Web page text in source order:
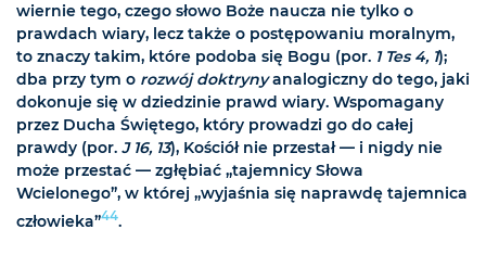
wiernie tego, czego słowo Boże naucza nie tylko o
prawdach wiary, lecz także o postępowaniu moralnym,
to znaczy takim, które podoba się Bogu (por. 1 Tes 4, 1);
dba przy tym o rozwój doktrynyanalogiczny do tego, jaki
dokonuje się w dziedzinie prawd wiary. Wspomagany
przez Ducha Świętego, który prowadzi go do całej
prawdy (por. J 16, 13), Kościół nie przestał — i nigdy nie
może przestać — zgłębiać „tajemnicy Słowa
Wcielonego”, w której „wyjaśnia się naprawdę tajemnica
człowieka”44.